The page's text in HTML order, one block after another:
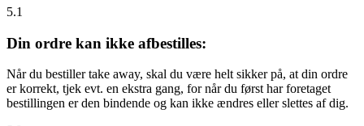
5.1
Din ordre kan ikke afbestilles:
Når du bestiller take away, skal du være helt sikker på, at din ordre
er korrekt, tjek evt. en ekstra gang, for når du først har foretaget
bestillingen er den bindende og kan ikke ændres eller slettes af dig.